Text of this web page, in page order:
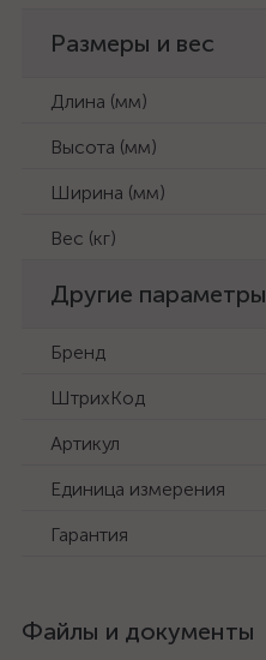
Размеры и вес
Длина (мм)
Высота (мм)
Ширина (мм)
Вес (кг)
Другие параметры
Бренд
ШтрихКод
Артикул
Единица измерения
Гарантия
Файлы и документы